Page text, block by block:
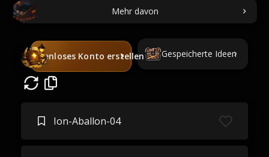
Mehr davon
Kostenloses Konto erstellen Gespeicherte Ideen
Ion-Aballon-04